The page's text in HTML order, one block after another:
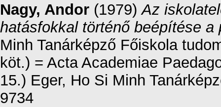
Nagy, Andor (1979)Az
hatásfokkal történő beépítése a
Minh Tanárképző Főiskola
köt.) = Acta Academiae
15.) Eger, Ho Si Minh
9734